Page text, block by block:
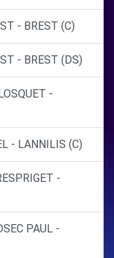
- BREST (C)
- BREST (DS)
-
- LANNILIS (C)
-
PAUL -